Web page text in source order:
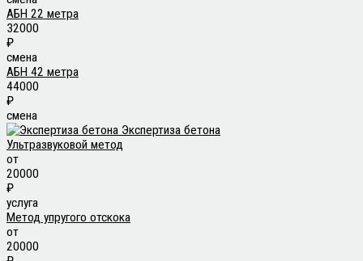
АБН 22 метра
32000
₽
смена
АБН 42 метра
44000
₽
смена
Экспертиза бетона
Ультразвуковой метод
от
20000
₽
услуга
Метод упругого отскока
от
20000